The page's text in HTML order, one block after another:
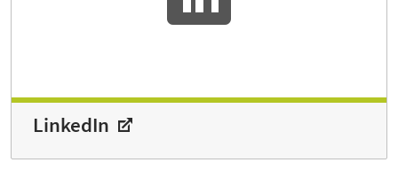
LinkedIn